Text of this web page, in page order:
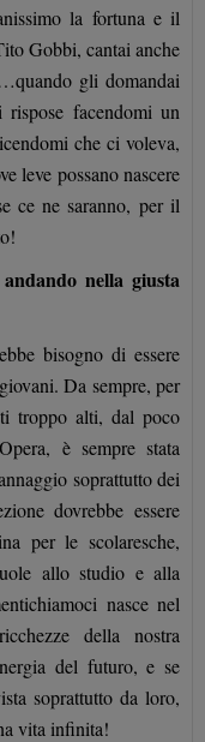
la fortuna e il
Gobbi, cantai anche
gli domandai
facendomi un
che ci voleva,
leve possano nascere
ce ne saranno, per il
nella giusta
bisogno di essere
Da sempre, per
troppo alti, dal poco
è sempre stata
soprattutto dei
dovrebbe essere
per le scolaresche,
allo studio e alla
nasce nel
della nostra
del futuro, e se
soprattutto da loro,
vita infinita!